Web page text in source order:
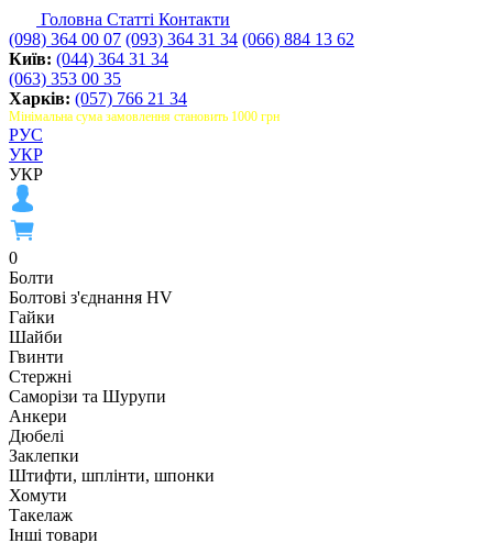
Головна Статті Контакти
(098) 364 00 07 (093) 364 31 34 (066) 884 13 62
Київ: (044) 364 31 34
(063) 353 00 35
Харків: (057) 766 21 34
Мінімальна сума замовлення становить 1000 грн
РУС
УКР
УКР
0
Болти
Болтові з'єднання HV
Гайки
Шайби
Гвинти
Стержні
Саморізи та Шурупи
Анкери
Дюбелі
Заклепки
Штифти, шплінти, шпонки
Хомути
Такелаж
Інші товари